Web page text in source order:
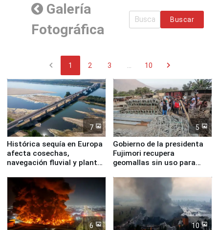
Galería
Fotográfica
Buscar
chevron_left 1 2 3 10 chevron_right
7
Histórica sequía en Europa
afecta cosechas,
navegación fluvial y plantas
5
Gobierno de la presidenta
Fujimori recupera
geomallas sin uso para
Fenómeno El Niño
6 10